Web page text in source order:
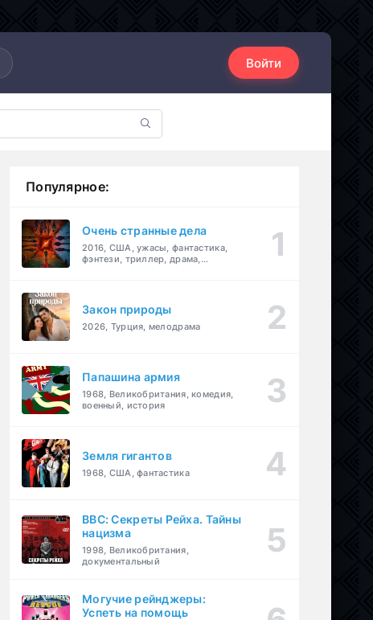
Войти
Популярное:
Очень странные дела
2016, США, ужасы, фантастика,
фэнтези, триллер, драма,
Закон природы
2026, Турция, мелодрама
Папашина армия
1968, Великобритания, комедия,
военный, история
Земля гигантов
1968, США, фантастика
BBC: Секреты Рейха. Тайны
нацизма
1998, Великобритания,
документальный
Могучие рейнджеры:
Успеть на помощь